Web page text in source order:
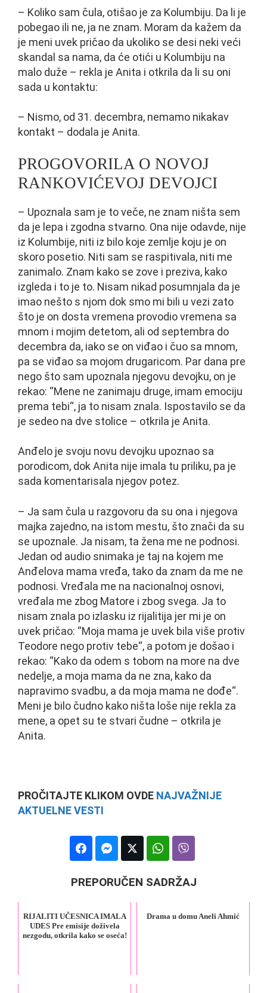
– Koliko sam čula, otišao je za Kolumbiju. Da li je
pobegao ili ne, ja ne znam. Moram da kažem da
je meni uvek pričao da ukoliko se desi neki veći
skandal sa nama, da će otići u Kolumbiju na
malo duže – rekla je Anita i otkrila da li su oni
sada u kontaktu:
– Nismo, od 31. decembra, nemamo nikakav
kontakt – dodala je Anita.
PROGOVORILA O NOVOJ
RANKOVIĆEVOJ DEVOJCI
– Upoznala sam je to veče, ne znam ništa sem
da je lepa i zgodna stvarno. Ona nije odavde, nije
iz Kolumbije, niti iz bilo koje zemlje koju je on
skoro posetio. Niti sam se raspitivala, niti me
zanimalo. Znam kako se zove i preziva, kako
izgleda i to je to. Nisam nikad posumnjala da je
imao nešto s njom dok smo mi bili u vezi zato
što je on dosta vremena provodio vremena sa
mnom i mojim detetom, ali od septembra do
decembra da, iako se on viđao i čuo sa mnom,
pa se viđao sa mojom drugaricom. Par dana pre
nego što sam upoznala njegovu devojku, on je
rekao: “Mene ne zanimaju druge, imam emociju
prema tebi“, ja to nisam znala. Ispostavilo se da
je sedeo na dve stolice – otkrila je Anita.
Anđelo je svoju novu devojku upoznao sa
porodicom, dok Anita nije imala tu priliku, pa je
sada komentarisala njegov potez.
– Ja sam čula u razgovoru da su ona i njegova
majka zajedno, na istom mestu, što znači da su
se upoznale. Ja nisam, ta žena me ne podnosi.
Jedan od audio snimaka je taj na kojem me
Anđelova mama vređa, tako da znam da me ne
podnosi. Vređala me na nacionalnoj osnovi,
vređala me zbog Matore i zbog svega. Ja to
nisam znala po izlasku iz rijalitija jer mi je on
uvek pričao: “Moja mama je uvek bila više protiv
Teodore nego protiv tebe“, a potom je došao i
rekao: “Kako da odem s tobom na more na dve
nedelje, a moja mama da ne zna, kako da
napravimo svadbu, a da moja mama ne dođe“.
Meni je bilo čudno kako ništa loše nije rekla za
mene, a opet su te stvari čudne – otkrila je
Anita.
PROČITAJTE KLIKOM OVDE NAJVAŽNIJE
AKTUELNE VESTI
PREPORUČEN SADRŽAJ
RIJALITI UČESNICA IMALA
UDES Pre emisije doživela
nezgodu, otkrila kako se oseća!
Drama u domu Aneli Ahmić